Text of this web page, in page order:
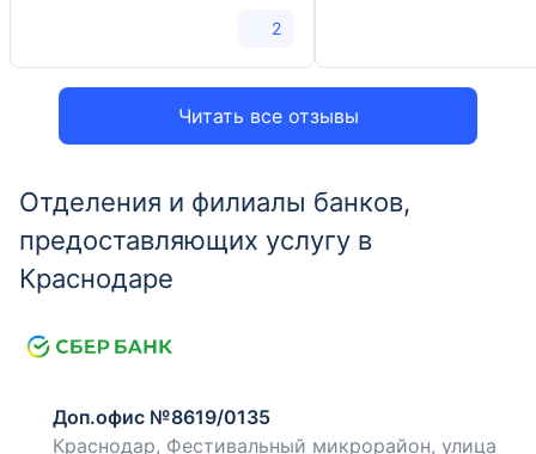
Читать все отзывы
2
Отделения и филиалы банков,
предоставляющих услугу в
Краснодаре
Доп.офис №8619/0135
Краснодар, Фестивальный микрорайон, улица